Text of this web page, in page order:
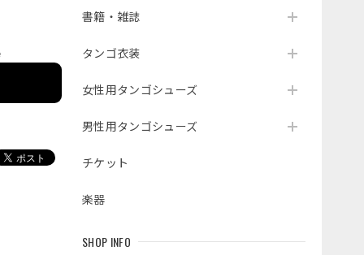
書籍・雑誌
タンゴ衣装
女性用タンゴシューズ
男性用タンゴシューズ
チケット
楽器
SHOP INFO